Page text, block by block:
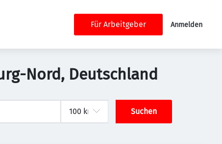
Für Arbeitgeber Anmelden
Nord, Deutschland
Suchen